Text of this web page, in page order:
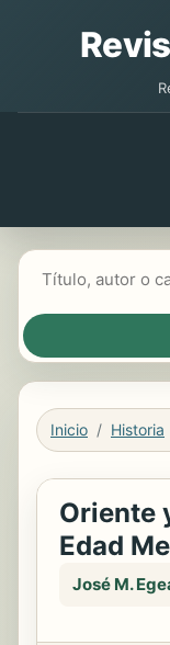
Inicio Historia
Oriente
Edad
José M.